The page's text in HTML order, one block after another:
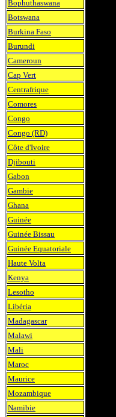
Bophuthaswana
Botswana
Burkina Faso
Burundi
Cameroun
Cap Vert
Centrafrique
Comores
Congo
Congo (RD)
Côte d'Ivoire
Djibouti
Gabon
Gambie
Ghana
Guinée
Guinée Bissau
Guinée Equatoriale
Haute Volta
Kenya
Lesotho
Libéria
Madagascar
Malawi
Mali
Maroc
Maurice
Mozambique
Namibie